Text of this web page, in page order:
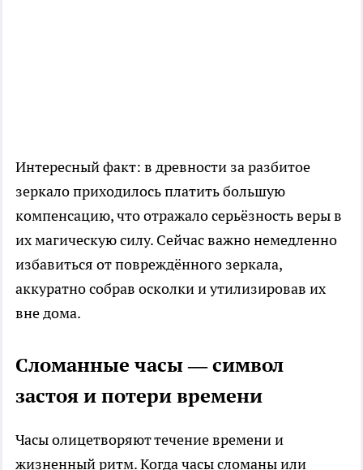
Интересный факт: в древности за разбитое
зеркало приходилось платить большую
компенсацию, что отражало серьёзность веры в
их магическую силу. Сейчас важно немедленно
избавиться от повреждённого зеркала,
аккуратно собрав осколки и утилизировав их
вне дома.
Сломанные часы — символ
застоя и потери времени
Часы олицетворяют течение времени и
жизненный ритм. Когда часы сломаны или